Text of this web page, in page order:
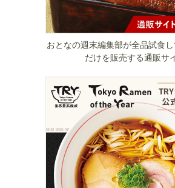
おとなの週末編集部が全品試食
だけを販売する通販サ